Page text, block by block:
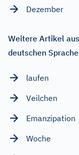
Dezember
Weitere Artikel
deutschen Sprache
laufen
Veilchen
Emanzipation
Woche